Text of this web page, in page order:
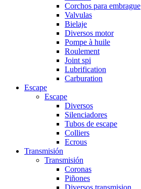
Corchos para embrague
Valvulas
Bielaje
Diversos motor
Pompe à huile
Roulement
Joint spi
Lubrification
Carburation
Escape
Escape
Diversos
Silenciadores
Tubos de escape
Colliers
Ecrous
Transmisión
Transmisión
Coronas
Piñones